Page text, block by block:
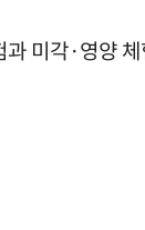
미각·영양